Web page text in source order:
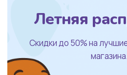
Летняя
Скидки до 50% на
магазина.